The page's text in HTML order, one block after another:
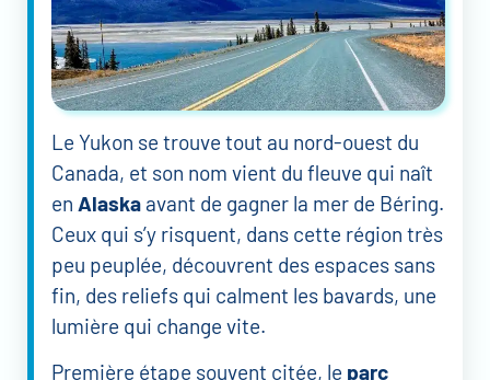
Le Yukon se trouve tout au nord-ouest du
Canada, et son nom vient du fleuve qui naît
en Alaska avant de gagner la mer de Béring.
Ceux qui s’y risquent, dans cette région très
peu peuplée, découvrent des espaces sans
fin, des reliefs qui calment les bavards, une
lumière qui change vite.
Première étape souvent citée, le parc